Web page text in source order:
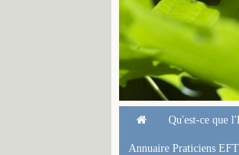
Qu'est-ce que
Annuaire Praticiens EFT